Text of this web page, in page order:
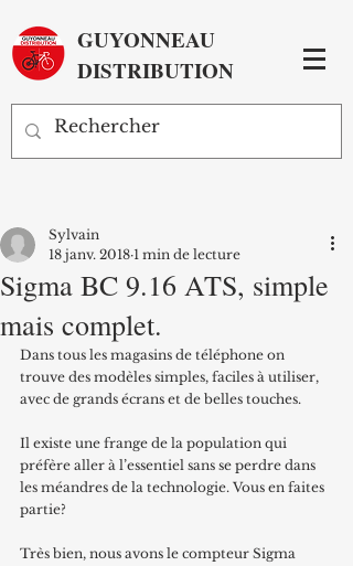
GUYONNEAU
DISTRIBUTION
Sigma BC 9.16 ATS, simple
mais complet.
Sylvain
18 janv. 2018 1 min de lecture
Dans tous les magasins de téléphone on
trouve des modèles simples, faciles à utiliser,
avec de grands écrans et de belles touches.
Il existe une frange de la population qui
préfère aller à l’essentiel sans se perdre dans
les méandres de la technologie. Vous en faites
partie?
Très bien, nous avons le compteur Sigma